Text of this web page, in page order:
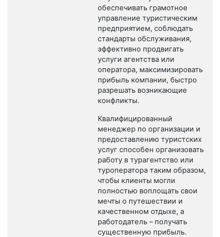
обеспечивать грамотное
управление туристическим
предприятием, соблюдать
стандарты обслуживания,
эффективно продвигать
услуги агентства или
оператора, максимизировать
прибыль компании, быстро
разрешать возникающие
конфликты.
Квалифицированный
менеджер по организации и
предоставлению туристских
услуг способен организовать
работу в турагентство или
туроператора таким образом,
чтобы клиенты могли
полностью воплощать свои
мечты о путешествии и
качественном отдыхе, а
работодатель – получать
существенную прибыль.